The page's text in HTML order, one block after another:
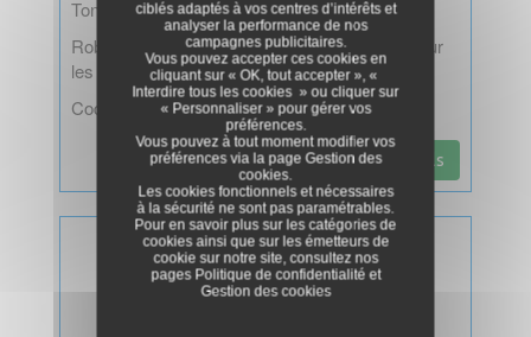
Tondeuse 1600 W 41 cm
Robuste avec un large bac, elle est conçue pour
les moyennes surfaces
Code EAN : 4002829730102
Plus de details
ciblés adaptés à vos centres d’intérêts et
analyser la performance de nos
campagnes publicitaires.
Vous pouvez accepter ces cookies en
cliquant sur « OK, tout accepter », «
Interdire tous les cookies » ou cliquer sur
« Personnaliser » pour gérer vos
préférences.
Vous pouvez à tout moment modifier vos
préférences via la page Gestion des
cookies.
Les cookies fonctionnels et nécessaires
à la sécurité ne sont pas paramétrables.
Pour en savoir plus sur les catégories de
cookies ainsi que sur les émetteurs de
cookie sur notre site, consultez nos
pages Politique de confidentialité et
Gestion des cookies